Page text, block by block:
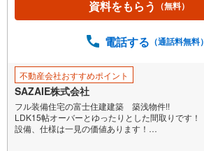
資料をもらう （無料）
電話する （通話料無料）
不動産会社おすすめポイント
SAZAIE株式会社
フル装備住宅の富士住建建築 築浅物件!!
LDK15帖オーバーとゆったりとした間取りです！
設備、仕様は一見の価値あります！